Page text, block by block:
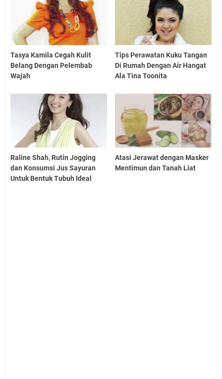
Tasya Kamila Cegah Kulit
Belang Dengan Pelembab
Wajah
Tips Perawatan Kuku Tangan
Di Rumah Dengan Air Hangat
Ala Tina Toonita
Raline Shah, Rutin Jogging
dan Konsumsi Jus Sayuran
Untuk Bentuk Tubuh Ideal
Atasi Jerawat dengan Masker
Mentimun dan Tanah Liat